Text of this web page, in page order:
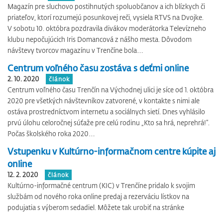
Magazín pre sluchovo postihnutých spoluobčanov a ich blízkych či
priateľov, ktorí rozumejú posunkovej reči, vysiela RTVS na Dvojke.
V sobotu 10. októbra pozdravila divákov moderátorka Televízneho
klubu nepočujúcich Iris Domancová z nášho mesta. Dôvodom
návštevy tvorcov magazínu v Trenčíne bola…
Centrum voľného času zostáva s deťmi online
2. 10. 2020 článok
Centrum voľného času Trenčín na Východnej ulici je síce od 1. októbra
2020 pre všetkých návštevníkov zatvorené, v kontakte s nimi ale
ostáva prostredníctvom internetu a sociálnych sietí. Dnes vyhlásilo
prvú úlohu celoročnej súťaže pre celú rodinu „Kto sa hrá, neprehrá!“.
Počas školského roka 2020…
Vstupenku v Kultúrno-informačnom centre kúpite aj
online
12. 2. 2020 článok
Kultúrno-informačné centrum (KIC) v Trenčíne pridalo k svojim
službám od nového roka online predaj a rezerváciu lístkov na
podujatia s výberom sedadiel. Môžete tak urobiť na stránke